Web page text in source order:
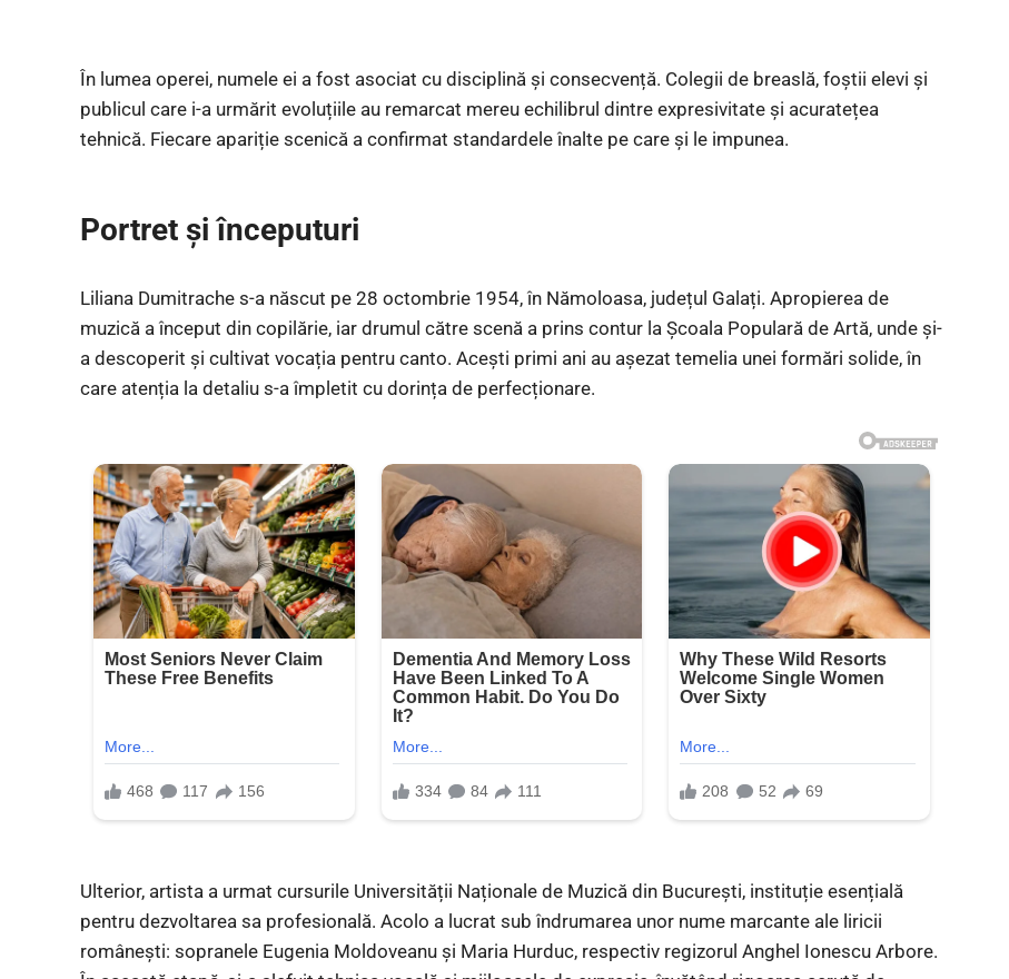
În lumea operei, numele ei a fost asociat cu disciplină și consecvență. Colegii de breaslă, foștii elevi și
publicul care i-a urmărit evoluțiile au remarcat mereu echilibrul dintre expresivitate și acuratețea
tehnică. Fiecare apariție scenică a confirmat standardele înalte pe care și le impunea.
Portret și începuturi
Liliana Dumitrache s-a născut pe 28 octombrie 1954, în Nămoloasa, județul Galați. Apropierea de
muzică a început din copilărie, iar drumul către scenă a prins contur la Școala Populară de Artă, unde și-
a descoperit și cultivat vocația pentru canto. Acești primi ani au așezat temelia unei formări solide, în
care atenția la detaliu s-a împletit cu dorința de perfecționare.
Ulterior, artista a urmat cursurile Universității Naționale de Muzică din București, instituție esențială
pentru dezvoltarea sa profesională. Acolo a lucrat sub îndrumarea unor nume marcante ale liricii
românești: sopranele Eugenia Moldoveanu și Maria Hurduc, respectiv regizorul Anghel Ionescu Arbore.